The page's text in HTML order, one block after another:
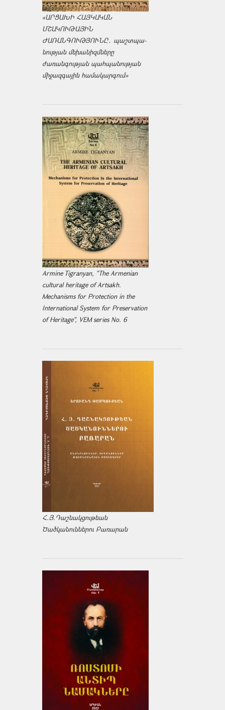
«ԱՐՑԱԽԻ ՀԱՅԿԱԿԱՆ
ՄՇԱԿՈՒԹԱՅԻՆ
ԺԱՌԱՆԳՈՒԹՅՈՒՆԸ․ պաշտպա­
նության մեխանիզմները
ժառանգության պահպանության
միջազ­գային համակարգում»
Armine Tigranyan, "The Armenian
cultural heritage of Artsakh.
Mechanisms for Protection in the
International System for Preservation
of Heritage", VEM series No. 6
Հ.Յ.Դաշնակցութեան
Ծածկանուններու Բառարան